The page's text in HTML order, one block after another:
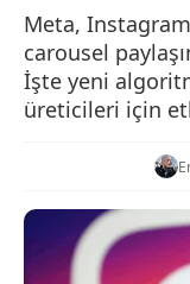
Meta,
carousel
İşte yeni
üreticileri için